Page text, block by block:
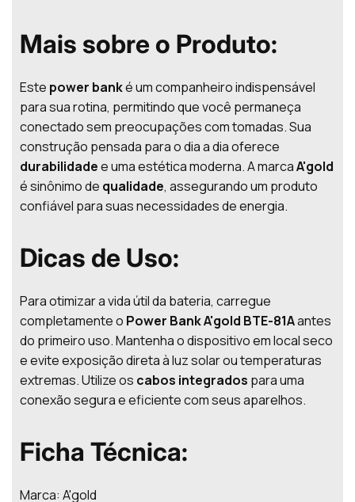
Mais sobre o Produto:
Este power banké um companheiro indispensável
para sua rotina, permitindo que você permaneça
conectado sem preocupações com tomadas. Sua
construção pensada para o dia a dia oferece
durabilidadee uma estética moderna. A marcaA'gold
é sinônimo de qualidade, assegurando um produto
confiável para suas necessidades de energia.
Dicas de Uso:
Para otimizar a vida útil da bateria, carregue
completamente o Power Bank A'gold BTE-81Aantes
do primeiro uso. Mantenha o dispositivo em local seco
e evite exposição direta à luz solar ou temperaturas
extremas. Utilize os cabos integrados para uma
conexão segura e eficiente com seus aparelhos.
Ficha Técnica:
Marca: A'gold